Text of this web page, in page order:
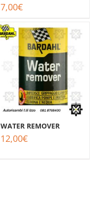
7,00€
WATER REMOVER
12,00€